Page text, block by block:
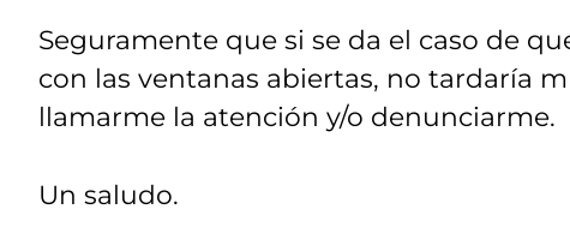
Seguramente que si se da el caso de
con las ventanas abiertas, no tardaría
llamarme la atención y/o denunciarme.
Un saludo.